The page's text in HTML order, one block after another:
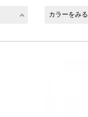
カラーをみる